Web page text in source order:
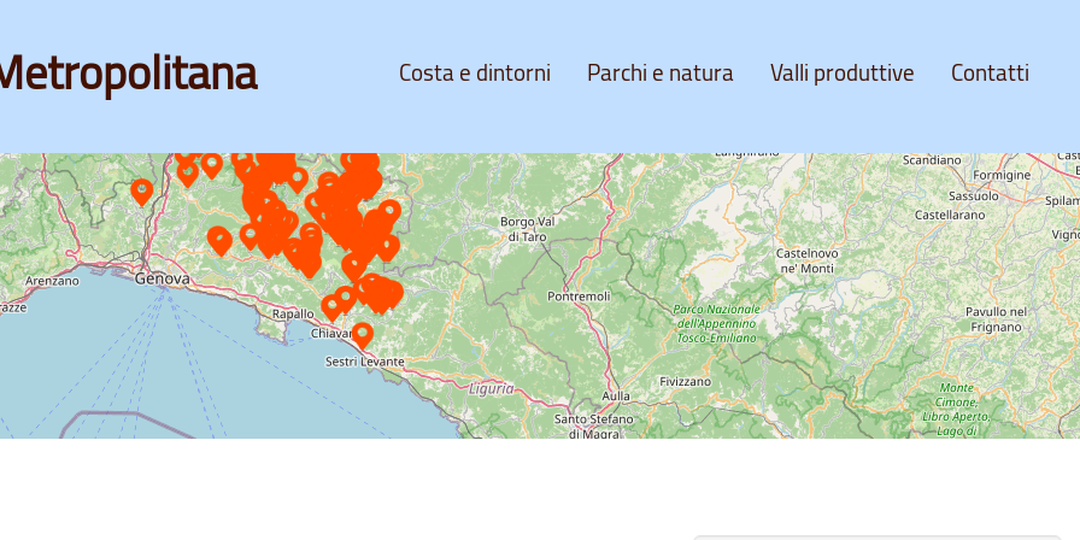
Costa e dintorni Parchi e natura Valli produttive Contatti